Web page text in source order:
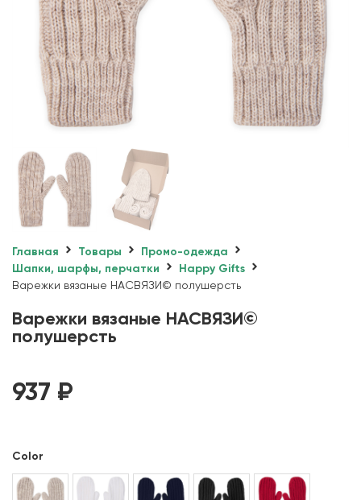
Главная Товары
Промо-одежда
Шапки, шарфы, перчатки
Happy Gifts
Варежки вязаные НАСВЯЗИ© полушерсть
Варежки вязаные НАСВЯЗИ©
полушерсть
937 ₽
Color